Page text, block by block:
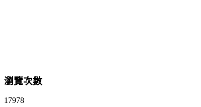
瀏覽次數
17978